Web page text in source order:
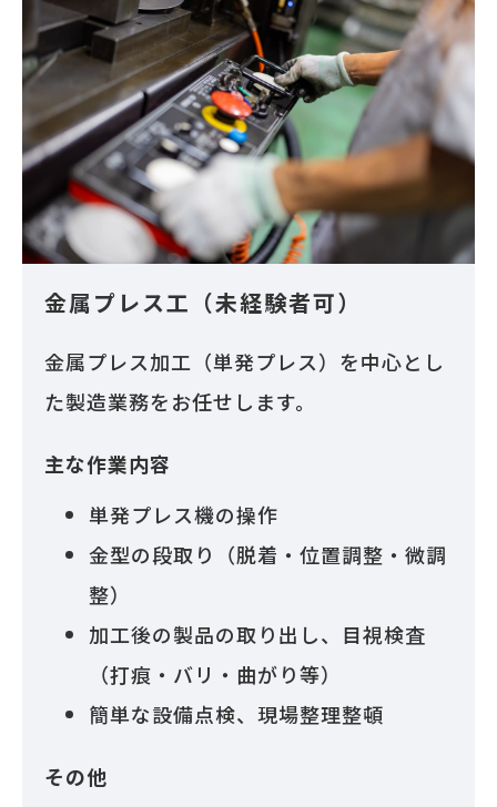
金属プレス工（未経験者可）
金属プレス加工（単発プレス）を中心とし
た製造業務をお任せします。
主な作業内容
単発プレス機の操作
金型の段取り（脱着・位置調整・微調
整）
加工後の製品の取り出し、目視検査
（打痕・バリ・曲がり等）
簡単な設備点検、現場整理整頓
その他